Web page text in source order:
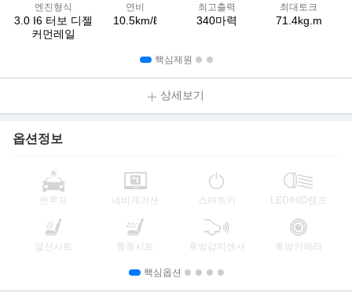
엔진형식
3.0 I6 터보 디젤
커먼레일
연비
10.5km/ℓ
최고출력
340마력
최대토크
71.4kg.m
핵심제원
상세보기
옵션정보
썬루프 네비게이션 스마트키 LED/HID램프
열선시트 통풍시트 후방감지센서 후방카메라
핵심옵션